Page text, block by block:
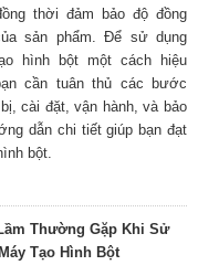
thời đảm bảo độ đồng
sản phẩm. Để sử dụng
hình bột một cách hiệu
cần tuân thủ các bước
cài đặt, vận hành, và bảo
dẫn chi tiết giúp bạn đạt
bột.
Thường Gặp Khi Sử
Tạo Hình Bột